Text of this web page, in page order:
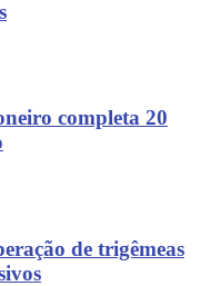
completa 20
de trigêmeas